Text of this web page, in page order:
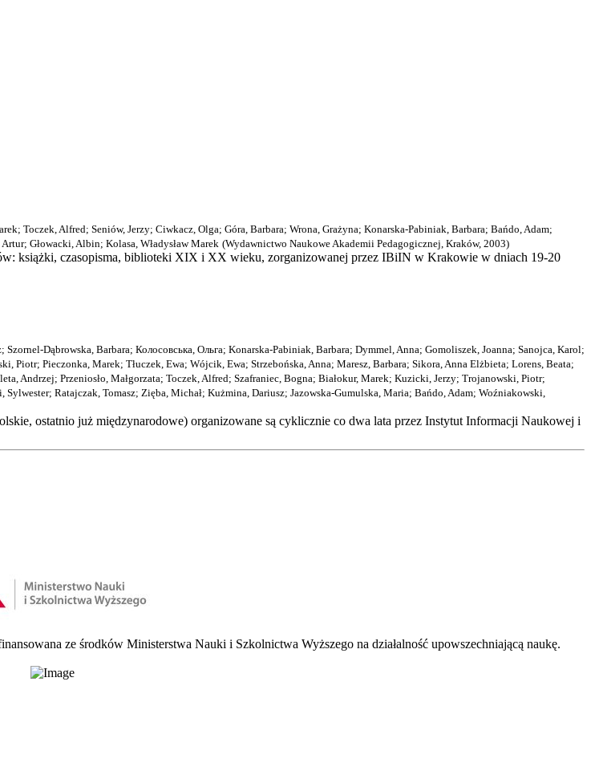
; Toczek, Alfred; Seniów, Jerzy; Ciwkacz, Olga; Góra, Barbara; Wrona, Grażyna; Konarska-Pabiniak, Barbara; Bańdo, Adam;
; Głowacki, Albin; Kolasa, Władysław Marek (Wydawnictwo Naukowe Akademii Pedagogicznej, Kraków, 2003)
książki, czasopisma, biblioteki XIX i XX wieku, zorganizowanej przez IBiIN w Krakowie w dniach 19-20
; Szornel-Dąbrowska, Barbara; Колосовська, Ольга; Konarska-Pabiniak, Barbara; Dymmel, Anna; Gomoliszek, Joanna; Sanojca, Karol;
Piotr; Pieczonka, Marek; Tłuczek, Ewa; Wójcik, Ewa; Strzebońska, Anna; Maresz, Barbara; Sikora, Anna Elżbieta; Lorens, Beata;
Andrzej; Przeniosło, Małgorzata; Toczek, Alfred; Szafraniec, Bogna; Białokur, Marek; Kuzicki, Jerzy; Trojanowski, Piotr;
Sylwester; Ratajczak, Tomasz; Zięba, Michał; Kużmina, Dariusz; Jazowska-Gumulska, Maria; Bańdo, Adam; Woźniakowski,
ostatnio już międzynarodowe) organizowane są cyklicznie co dwa lata przez Instytut Informacji Naukowej i
ze środków Ministerstwa Nauki i Szkolnictwa Wyższego na działalność upowszechniającą naukę.